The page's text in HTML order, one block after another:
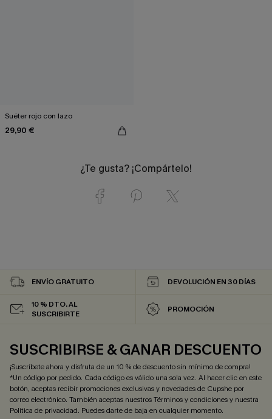
Suéter rojo con lazo
29,90 €
¿Te gusta? ¡Compártelo!
ENVÍO GRATUITO DEVOLUCIÓN EN 30 DÍAS
10 % DTO. AL
SUSCRIBIRTE
PROMOCIÓN
SUSCRIBIRSE & GANAR DESCUENTO
¡Suscríbete ahora y disfruta de un 10 % de descuento sin mínimo de compra!
*Un código por pedido. Cada código es válido una sola vez. Al hacer clic en este
botón, aceptas recibir promociones exclusivas y novedades de Cupshe por
correo electrónico. También aceptas nuestrosTérminos y condicionesy nuestra
Política de privacidad. Puedes darte de baja en cualquier momento.